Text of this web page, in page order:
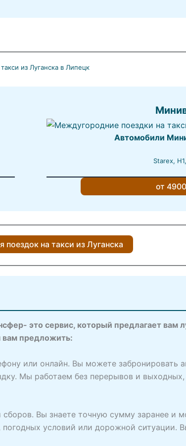
из Луганска в Липецк
Автомобили
Starex,
от
поездок на такси из Луганска
это сервис, который предлагает вам
вам предложить:
или онлайн. Вы можете забронировать
Мы работаем без перерывов и
Вы знаете точную сумму заранее и
условий или дорожной ситуации.